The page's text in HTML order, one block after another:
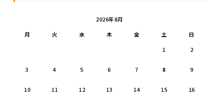
2026年8月
月
火 水 木 金 土
日
1
2
3 4 5 6 7 8 9
10 11 12 13 14 15 16